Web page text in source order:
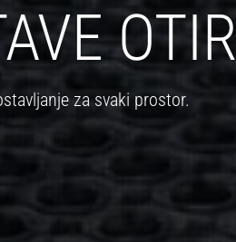
za svaki prostor.